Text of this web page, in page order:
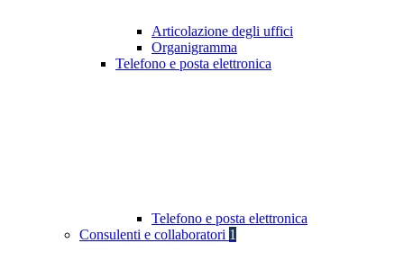
Articolazione degli uffici
Organigramma
Telefono e posta elettronica
Telefono e posta elettronica
Consulenti e collaboratori 1